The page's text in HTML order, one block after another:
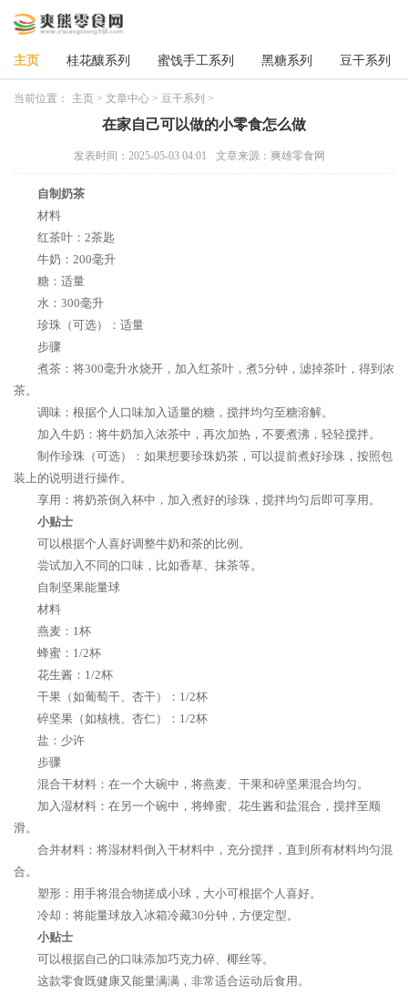
主页 桂花釀系列 蜜饯手工系列 黑糖系列 豆干系列
当前位置： 主页 > 文章中心 > 豆干系列 >
在家自己可以做的小零食怎么做
发表时间：2025-05-03 04:01 文章来源：爽雄零食网
自制奶茶
材料
红茶叶：2茶匙
牛奶：200毫升
糖：适量
水：300毫升
珍珠（可选）：适量
步骤
煮茶：将300毫升水烧开，加入红茶叶，煮5分钟，滤掉茶叶，得到浓
茶。
调味：根据个人口味加入适量的糖，搅拌均匀至糖溶解。
加入牛奶：将牛奶加入浓茶中，再次加热，不要煮沸，轻轻搅拌。
制作珍珠（可选）：如果想要珍珠奶茶，可以提前煮好珍珠，按照包
装上的说明进行操作。
享用：将奶茶倒入杯中，加入煮好的珍珠，搅拌均匀后即可享用。
小贴士
可以根据个人喜好调整牛奶和茶的比例。
尝试加入不同的口味，比如香草、抹茶等。
自制坚果能量球
材料
燕麦：1杯
蜂蜜：1/2杯
花生酱：1/2杯
干果（如葡萄干、杏干）：1/2杯
碎坚果（如核桃、杏仁）：1/2杯
盐：少许
步骤
混合干材料：在一个大碗中，将燕麦、干果和碎坚果混合均匀。
加入湿材料：在另一个碗中，将蜂蜜、花生酱和盐混合，搅拌至顺
滑。
合并材料：将湿材料倒入干材料中，充分搅拌，直到所有材料均匀混
合。
塑形：用手将混合物搓成小球，大小可根据个人喜好。
冷却：将能量球放入冰箱冷藏30分钟，方便定型。
小贴士
可以根据自己的口味添加巧克力碎、椰丝等。
这款零食既健康又能量满满，非常适合运动后食用。